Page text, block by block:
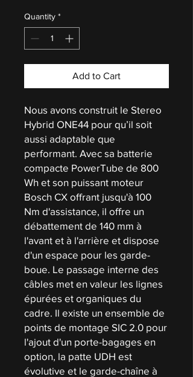
Quantity *
Add to Cart
Nous avons construit le Stereo
Hybrid ONE44 pour qu’il soit
aussi adaptable que
performant. Avec sa batterie
compacte PowerTube de 800
Wh et son puissant moteur
Bosch CX offrant jusqu'à 100
Nm d'assistance, il offre un
débattement de 140 mm à
l'avant et à l'arrière et dispose
d'un espace pour les garde-
boue. Le passage interne des
câbles met en valeur les lignes
épurées et organiques du
cadre. Il existe un ensemble de
points de montage SIC 2.0 pour
l'ajout d'un porte-bagages en
option, la patte UDH est
évolutive et le garde-chaîne à